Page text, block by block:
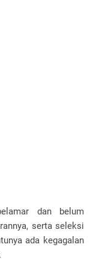
dan belum
serta seleksi
ada kegagalan